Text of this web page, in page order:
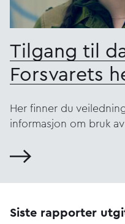
Tilgang til
Forsvarets
Her finner du
informasjon om bruk
Siste rapporter